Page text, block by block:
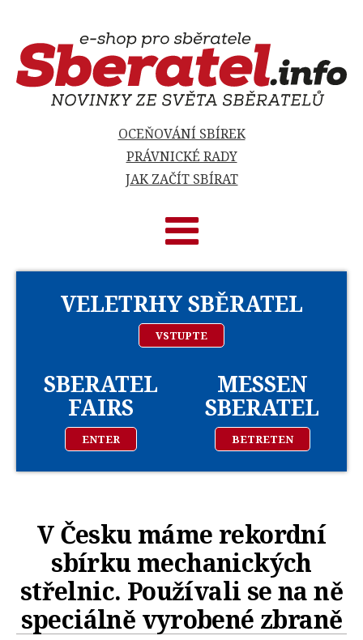
OCEŇOVÁNÍ SBÍREK
PRÁVNICKÉ RADY
JAK ZAČÍT SBÍRAT
VELETRHY SBĚRATEL
VSTUPTE
SBERATEL
FAIRS
ENTER
MESSEN
SBERATEL
BETRETEN
V Česku máme rekordní
sbírku mechanických
střelnic. Používali se na ně
speciálně vyrobené zbraně